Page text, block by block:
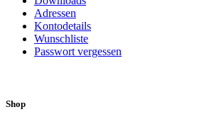
Adressen
Kontodetails
Wunschliste
Passwort vergessen
Shop